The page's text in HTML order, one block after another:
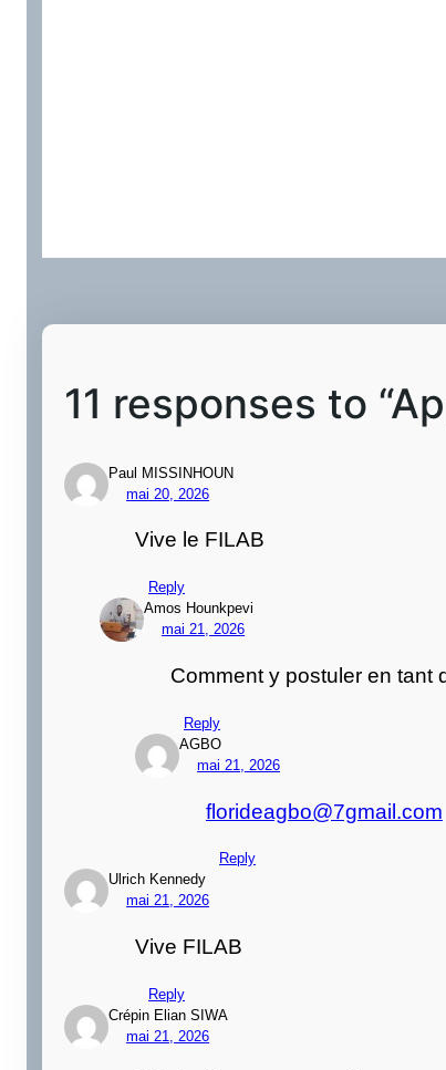
11 responses to
Paul MISSINHOUN
mai 20, 2026
Vive le FILAB
Reply
Amos Hounkpevi
mai 21, 2026
Comment y postuler en tant
Reply
AGBO
mai 21, 2026
florideagbo@7gmail.com
Reply
Ulrich Kennedy
mai 21, 2026
Vive FILAB
Reply
Crépin Elian SIWA
mai 21, 2026